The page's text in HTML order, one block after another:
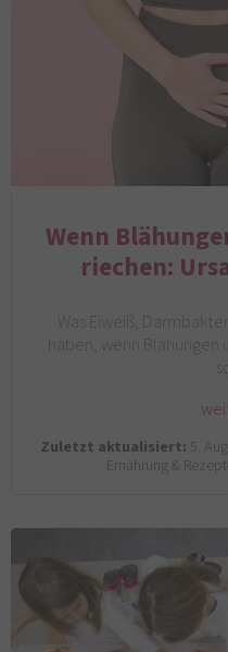
Wenn
riechen:
Was Eiweiß,
haben, wenn
Zuletzt aktualisiert: 5.
Ernährung &